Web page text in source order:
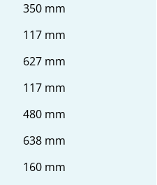
350 mm
117 mm
627 mm
117 mm
480 mm
638 mm
160 mm